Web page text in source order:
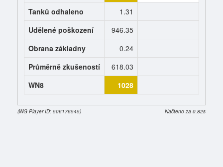
Tanků odhaleno
1.31
Udělené poškození
946.35
Obrana základny
0.24
Průměrně zkušeností
618.03
WN8
1028
(WG Player ID: 506176545) Načteno za 0.82s